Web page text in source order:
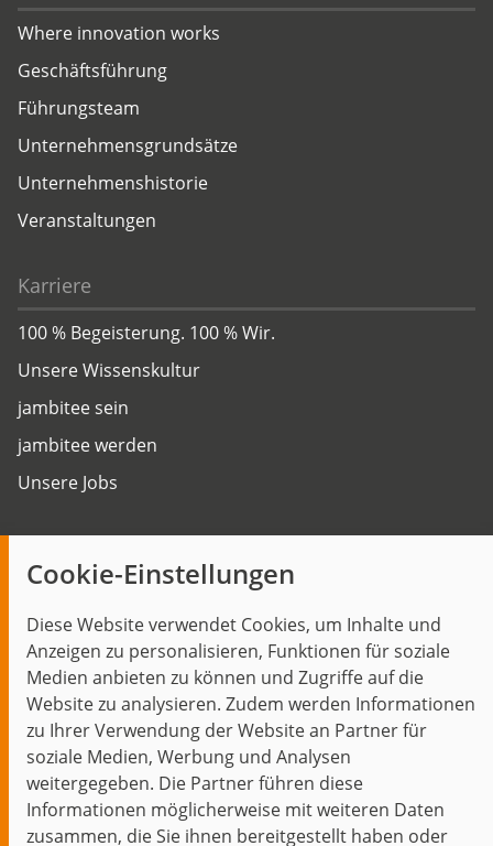
Cookie-Einstellungen
Diese Website verwendet Cookies, um Inhalte und
Anzeigen zu personalisieren, Funktionen für soziale
Medien anbieten zu können und Zugriffe auf die
Website zu analysieren. Zudem werden Informationen
zu Ihrer Verwendung der Website an Partner für
soziale Medien, Werbung und Analysen
weitergegeben. Die Partner führen diese
Informationen möglicherweise mit weiteren Daten
zusammen, die Sie ihnen bereitgestellt haben oder
Where innovation works
Geschäftsführung
Führungsteam
Unternehmensgrundsätze
Unternehmenshistorie
Veranstaltungen
Karriere
100 % Begeisterung. 100 % Wir.
Unsere Wissenskultur
jambitee sein
jambitee werden
Unsere Jobs
Themen im Fokus
Events
Start Datenschutz Impressum
Kontakt
jambit auf instagramjambit auf kununujambit auf linkedin